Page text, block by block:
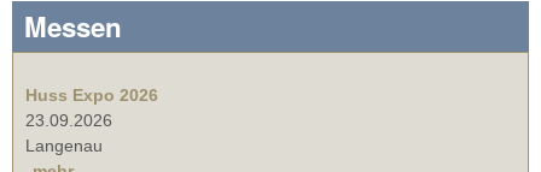
Messen
Huss Expo 2026
23.09.2026
Langenau